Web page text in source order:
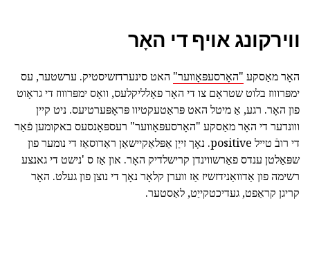
ווירקונג אויף די האָר
האָר מאַסקע "האָרסעפּאָווער" האט סינערדזשיסטיק. ערשטער, עס
ימפּרוווז בלוט שטראָם צו די האָר פאָלליקלעס, וואָס ימפּרוווז די גראָוט
פון האָר. רגע, אַ מיטל האט פּראַטעקטיוו פּראָפּערטיעס. ניט קיין
ווונדער די האָר מאַסקע "האָרסעפּאָווער" רעספּאָנסעס באקומען פֿאַר
די רובֿ טייל positive. נאָך זייַן אַפּלאַקיישאַן ראַדוסאַז די נומער פון
שפּאַלטן ענדס פאַרשווינדן קרישלדיק האָר. און אַז ס 'נישט די גאנצע
רשימה פון אַדוואַנידזשיז אַז ווערן קלאָר נאָך די נוצן פון געלט. האָר
קריגן קראַפט, געדיכטקייַט, לאַסטער.